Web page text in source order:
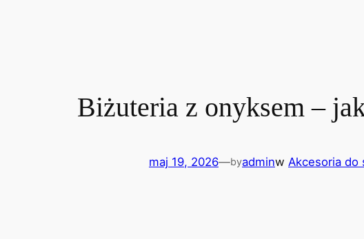
Biżuteria z onyksem –
maj 19, 2026—byadminw Akcesoria do